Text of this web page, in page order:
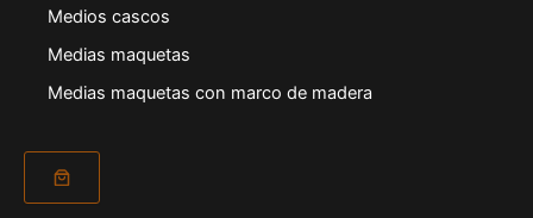
Medios cascos
Medias maquetas
Medias maquetas con marco de madera